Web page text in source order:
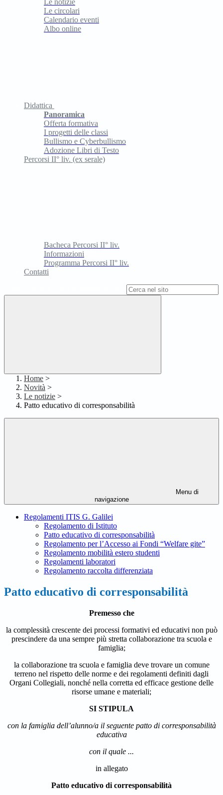
Le notizie
Le circolari
Calendario eventi
Albo online
Didattica
Panoramica
Offerta formativa
I progetti delle classi
Bullismo e Cyberbullismo
Adozione Libri di Testo
Percorsi II° liv. (ex serale)
Bacheca Percorsi II° liv.
Informazioni
Programma Percorsi II° liv.
Contatti
Home >
Novità >
Le notizie >
Patto educativo di corresponsabilità
Menu di
navigazione
Regolamenti ITIS G. Galilei
Regolamento di Istituto
Patto educativo di corresponsabilità
Regolamento per l’Accesso ai Fondi “Welfare gite”
Regolamento mobilità estero studenti
Regolamenti laboratori
Regolamento raccolta differenziata
Patto educativo di corresponsabilità
Premesso che
la complessità crescente dei processi formativi ed educativi non può
prescindere da una sempre più stretta collaborazione tra scuola e
famiglia;
la collaborazione tra scuola e famiglia deve trovare un comune
terreno nel rispetto delle norme e dei regolamenti definiti dagli
Organi Collegiali, nonché nella corretta ed efficace gestione delle
risorse umane e materiali;
SI STIPULA
con la famiglia dell’alunno/a il seguente patto di corresponsabilità
educativa
con il quale ...
in allegato
Patto educativo di corresponsabilità